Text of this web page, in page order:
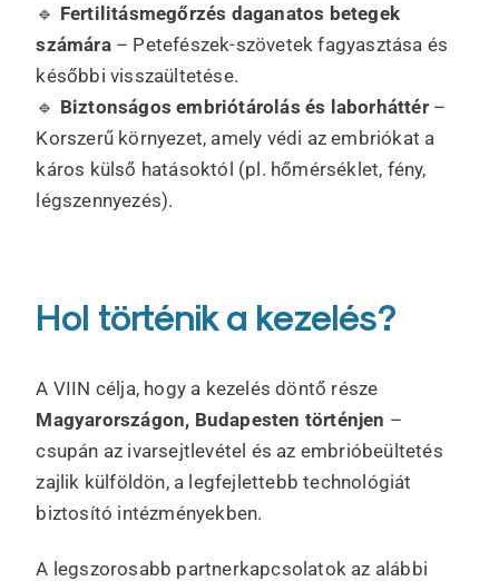
🔹 Fertilitásmegőrzés daganatos betegek
számára– Petefészek-szövetek fagyasztása és
későbbi visszaültetése.
🔹 Biztonságos embriótárolás és laborháttér–
Korszerű környezet, amely védi az embriókat a
káros külső hatásoktól (pl. hőmérséklet, fény,
légszennyezés).
Hol történik a kezelés?
A VIIN célja, hogy a kezelés döntő része
Magyarországon, Budapesten történjen –
csupán az ivarsejtlevétel és az embrióbeültetés
zajlik külföldön, a legfejlettebb technológiát
biztosító intézményekben.
A legszorosabb partnerkapcsolatok az alábbi